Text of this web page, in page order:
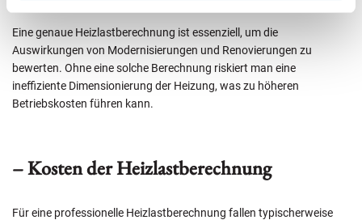
Eine genaue Heizlastberechnung ist essenziell, um die
Auswirkungen von Modernisierungen und Renovierungen zu
bewerten. Ohne eine solche Berechnung riskiert man eine
ineffiziente Dimensionierung der Heizung, was zu höheren
Betriebskosten führen kann.
– Kosten der Heizlastberechnung
Für eine professionelle Heizlastberechnung fallen typischerweise